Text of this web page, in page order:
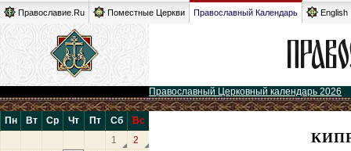
Православие.Ru Поместные Церкви Православный Календарь English
Православный Церковный календарь 2026
Пн Вт Ср Чт Пт Сб
Вс
1
2